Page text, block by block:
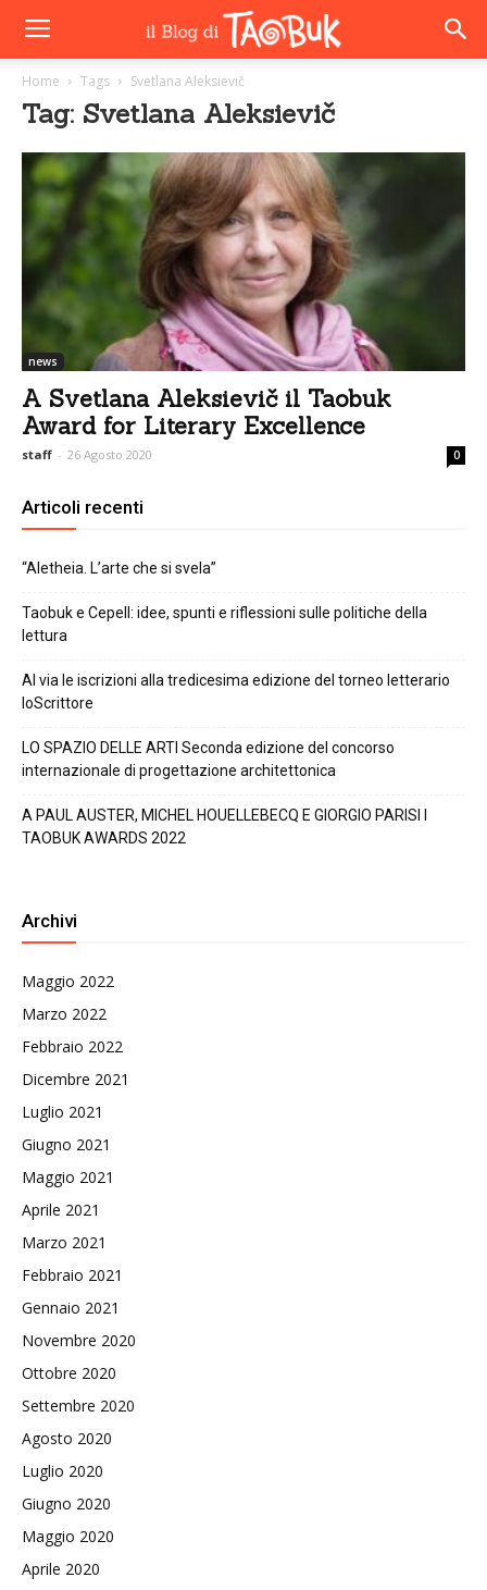
Home Tags Svetlana Aleksievič
Tag: Svetlana Aleksievič
news
A Svetlana Aleksievič il Taobuk
Award for Literary Excellence
staff - 26 Agosto 2020 0
Articoli recenti
“Aletheia. L’arte che si svela”
Taobuk e Cepell: idee, spunti e riflessioni sulle politiche della
lettura
Al via le iscrizioni alla tredicesima edizione del torneo letterario
IoScrittore
LO SPAZIO DELLE ARTI Seconda edizione del concorso
internazionale di progettazione architettonica
A PAUL AUSTER, MICHEL HOUELLEBECQ E GIORGIO PARISI I
TAOBUK AWARDS 2022
Archivi
Maggio 2022
Marzo 2022
Febbraio 2022
Dicembre 2021
Luglio 2021
Giugno 2021
Maggio 2021
Aprile 2021
Marzo 2021
Febbraio 2021
Gennaio 2021
Novembre 2020
Ottobre 2020
Settembre 2020
Agosto 2020
Luglio 2020
Giugno 2020
Maggio 2020
Aprile 2020